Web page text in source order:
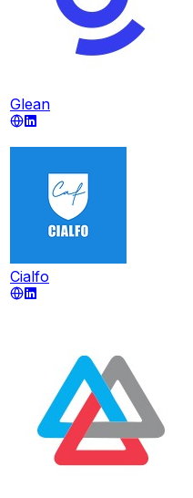
Glean
Cialfo